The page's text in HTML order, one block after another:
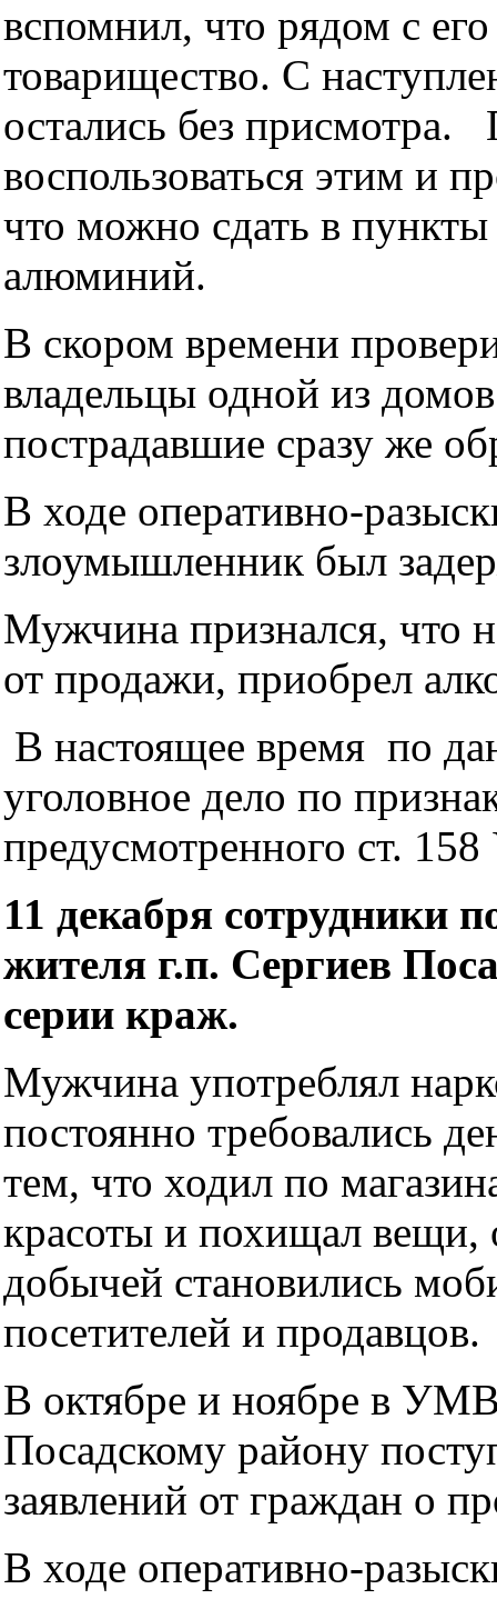
вспомнил, что рядом с
товарищество. С
остались без
воспользоваться этим и
что можно сдать в
алюминий.
В скором времени
владельцы одной из
пострадавшие сразу же
В ходе оперативно-
злоумышленник был
Мужчина признался, что
от продажи, приобрел
В настоящее время по
уголовное дело по
предусмотренного ст.
11 декабря сотрудники
жителя г.п. Сергиев
серии краж.
Мужчина употреблял
постоянно требовались
тем, что ходил по
красоты и похищал вещи,
добычей становились
посетителей и продавцов.
В октябре и ноябре в
Посадскому району
заявлений от граждан о
В ходе оперативно-